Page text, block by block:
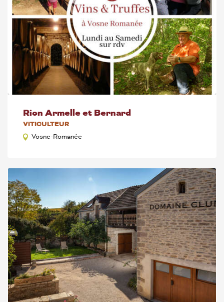
Rion Armelle et Bernard
VITICULTEUR
Vosne-Romanée